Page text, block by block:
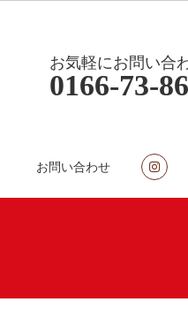
お気軽にお問い合
0166-73-
お問い合わせ